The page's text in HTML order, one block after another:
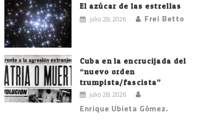
El azúcar de las estrellas
julio 28, 2026 Frei Betto
Cuba en la encrucijada del
“nuevo orden
trumpista/fascista”
julio 28, 2026
Enrique Ubieta Gómez.